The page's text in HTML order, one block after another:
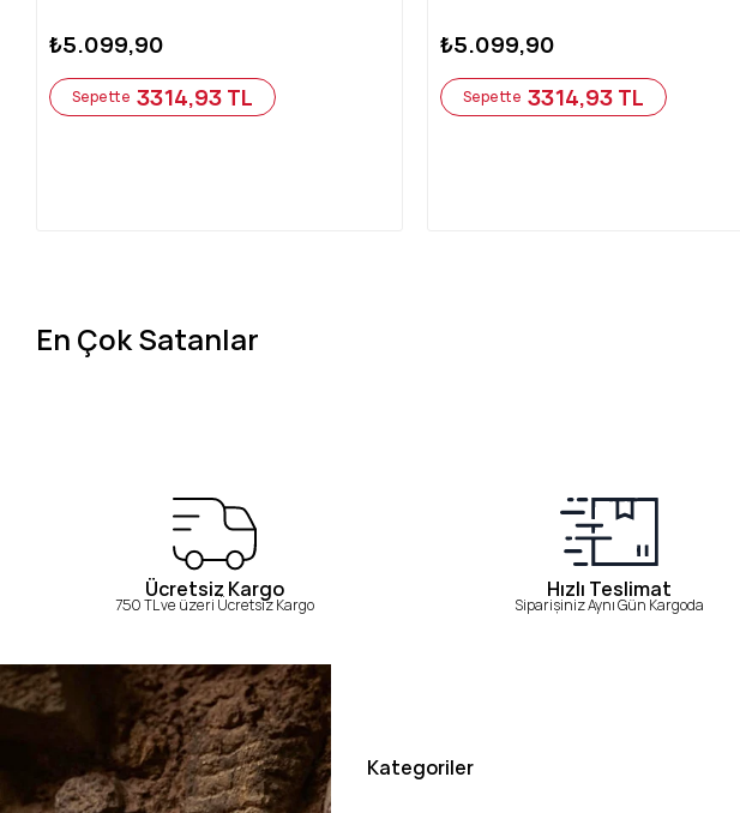
₺5.099,90
Sepette 3314,93 TL
₺5.099,90
Sepette 3314,93 TL
En Çok Satanlar
Ücretsiz Kargo
750 TL ve üzeri Ücretsiz Kargo
Hızlı Teslimat
Siparişiniz Aynı Gün Kargoda
Kategoriler